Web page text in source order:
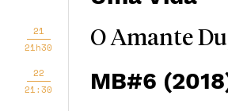
21
21h30
O Amante
22
21:30
MB#6